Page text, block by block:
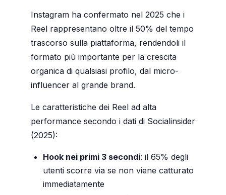
Instagram ha confermato nel 2025 che i
Reel rappresentano oltre il 50% del tempo
trascorso sulla piattaforma, rendendoli il
formato più importante per la crescita
organica di qualsiasi profilo, dal micro-
influencer al grande brand.
Le caratteristiche dei Reel ad alta
performance secondo i dati di Socialinsider
(2025):
Hook nei primi 3 secondi: il 65% degli
utenti scorre via se non viene catturato
immediatamente